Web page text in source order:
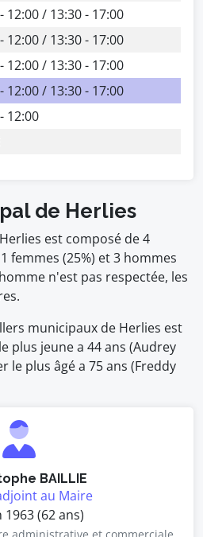
12:00 / 13:30 - 17:00
12:00 / 13:30 - 17:00
12:00 / 13:30 - 17:00
12:00 / 13:30 - 17:00
12:00
de Herlies
est composé de 4
femmes (25%) et 3 hommes
n'est pas respectée, les
municipaux de Herlies est
plus jeune a 44 ans (Audrey
le plus âgé a 75 ans (Freddy
BAILLIE
au Maire
1963 (62 ans)